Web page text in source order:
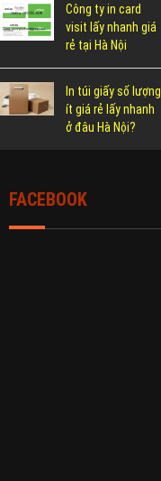
Công ty in card
visit lấy nhanh giá
rẻ tại Hà Nội
In túi giấy số lượng
ít giá rẻ lấy nhanh
ở đâu Hà Nội?
FACEBOOK